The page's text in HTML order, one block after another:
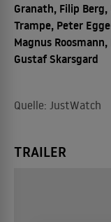
Granath, Filip
Trampe, Peter
Magnus
Gustaf Skarsgard
Quelle: JustWatch
TRAILER